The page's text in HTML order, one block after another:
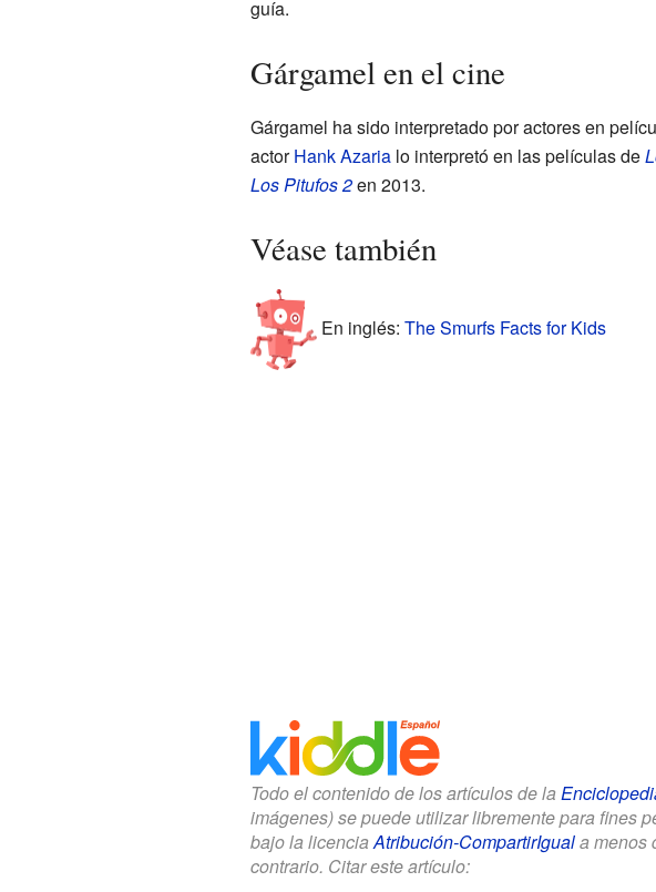
guía.
Gárgamel en el cine
Gárgamel ha sido interpretado por actores en
actorHank Azarialo interpretó en las películas de
Los Pitufos 2en 2013.
Véase también
En inglés: The Smurfs Facts for Kids
Todo el contenido de los artículos de la
imágenes) se puede utilizar libremente para fines
bajo la licenciaAtribución-CompartirIguala menos
contrario. Citar este artículo: